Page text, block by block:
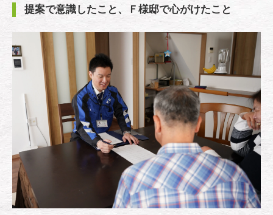
提案で意識したこと、Ｆ様邸で心がけたこと